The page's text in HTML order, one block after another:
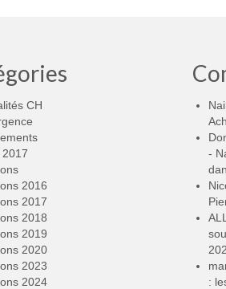
CH
2017
2016
2017
2018
2019
2020
2023
2024
-
: